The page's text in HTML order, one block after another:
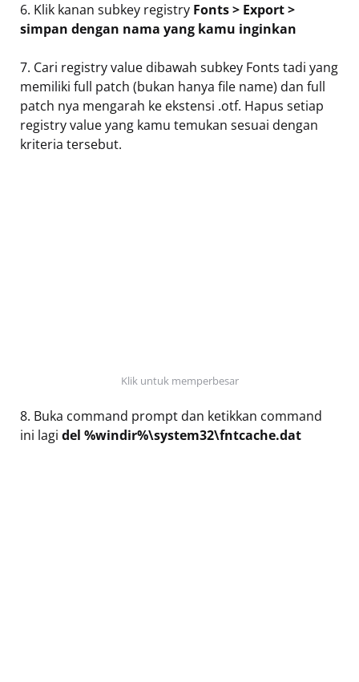
6. Klik kanan subkey registry Fonts > Export >
simpan dengan nama yang kamu inginkan
7. Cari registry value dibawah subkey Fonts tadi yang
memiliki full patch (bukan hanya file name) dan full
patch nya mengarah ke ekstensi .otf. Hapus setiap
registry value yang kamu temukan sesuai dengan
kriteria tersebut.
Klik untuk memperbesar
8. Buka command prompt dan ketikkan command
ini lagi del %windir%\system32\fntcache.dat